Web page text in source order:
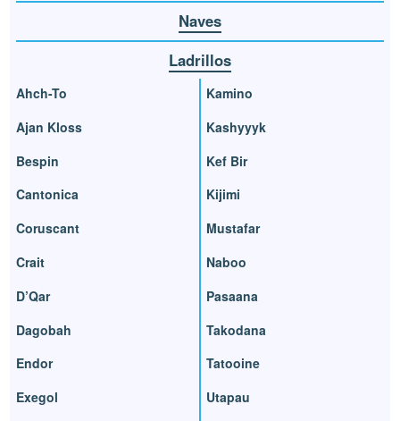
Naves
Ladrillos
Ahch-To
Ajan Kloss
Bespin
Cantonica
Coruscant
Crait
D’Qar
Dagobah
Endor
Exegol
Kamino
Kashyyyk
Kef Bir
Kijimi
Mustafar
Naboo
Pasaana
Takodana
Tatooine
Utapau